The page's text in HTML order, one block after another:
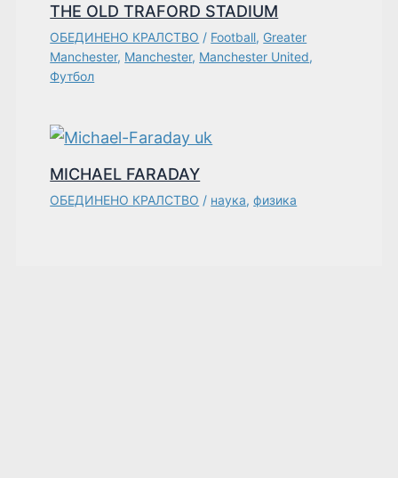
THE OLD TRAFORD STADIUM
ОБЕДИНЕНО КРАЛСТВО / Football, Greater
Manchester, Manchester, Manchester United,
Футбол
MICHAEL FARADAY
ОБЕДИНЕНО КРАЛСТВО / наука,физика